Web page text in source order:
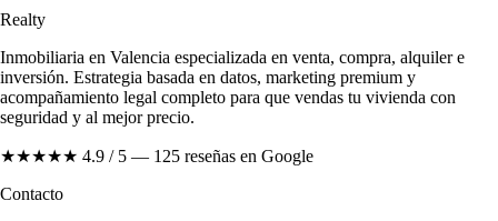
Realty
Inmobiliaria en Valencia especializada en venta, compra, alquiler e
inversión. Estrategia basada en datos, marketing premium y
acompañamiento legal completo para que vendas tu vivienda con
seguridad y al mejor precio.
★★★★★ 4.9 / 5 — 125 reseñas en Google
Contacto